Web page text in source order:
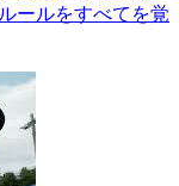
ールをすべてを覚